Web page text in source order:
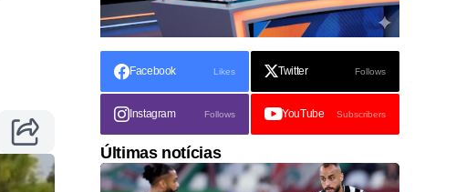
Facebook Likes Twitter Follows
Instagram Follows YouTube Subscribers
Últimas notícias